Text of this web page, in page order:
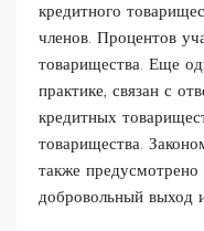
кредитного
членов. Процентов
товарищества. Еще
практике, связан с
кредитных
товарищества.
также предусмотрено
добровольный выход